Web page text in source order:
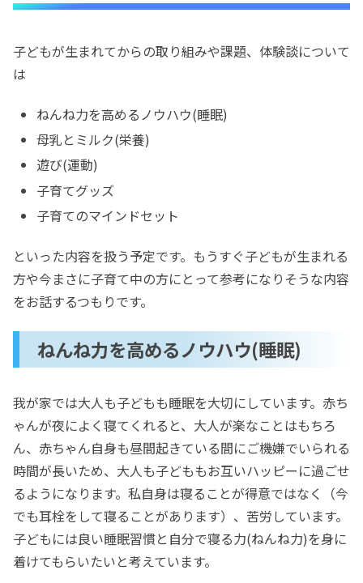
子どもが生まれてからの取り組みや課題、体験談について
は
ねんね力を高めるノウハウ(睡眠)
母乳とミルク(栄養)
遊び(運動)
子育てグッズ
子育てのマインドセット
といった内容を扱う予定です。もうすぐ子どもが生まれる
方や今まさに子育て中の方にとって参考になりそうな内容
をお話するつもりです。
ねんね力を高めるノウハウ(睡眠)
我が家では大人も子どもも睡眠を大切にしています。赤ち
ゃんが夜によく寝てくれると、大人が楽なことはもちろ
ん、赤ちゃん自身も昼間起きている間にご機嫌でいられる
時間が長いため、大人も子どももお互いハッピーに過ごせ
るようになります。私自身は寝ることが得意ではなく（今
でも耳栓をして寝ることがあります）、苦労しています。
子どもには良い睡眠習慣と自分で寝る力(ねんね力)を身に
着けてもらいたいと考えています。